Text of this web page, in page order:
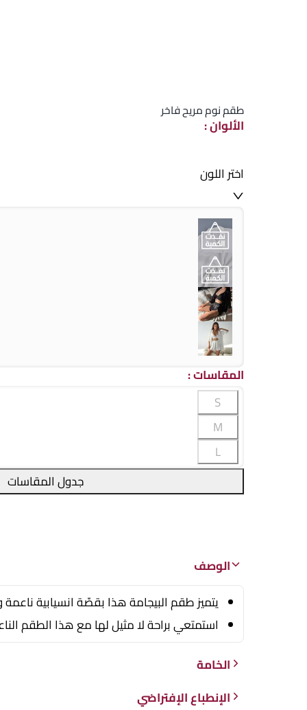
طقم نوم مريح فاخر
الألوان:
اختر اللون
المقاسات:
S
M
L
جدول المقاسات
الوصف
يتميز طقم البيجامة هذا بقصّة انسيابية
استمتعي براحة لا مثيل لها مع هذا الطقم
الخامة
الإنطباع الإفتراضي